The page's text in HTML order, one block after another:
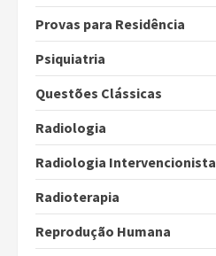
Provas para Residência
Psiquiatria
Questões Clássicas
Radiologia
Radiologia Intervencionista
Radioterapia
Reprodução Humana